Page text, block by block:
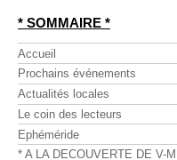
* SOMMAIRE *
Accueil
Prochains événements
Actualités locales
Le coin des lecteurs
Ephéméride
* A LA DECOUVERTE DE V-M